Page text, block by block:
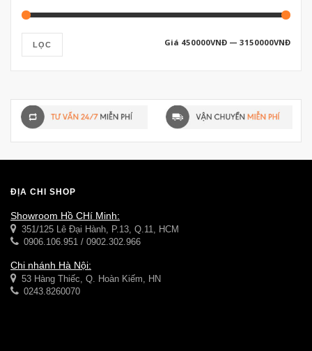
LỌC Giá 450000VNĐ — 3150000VNĐ
ĐỊA CHỈ SHOP
Showroom Hồ CHí Minh:
351/125 Lê Đại Hành, P.13, Q.11, HCM
0906.106.951 / 0902.302.966
Chi nhánh Hà Nội:
53 Hàng Thiếc, Q. Hoàn Kiếm, HN
0243.8260070